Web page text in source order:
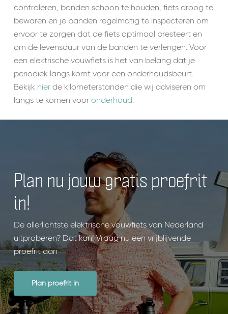
controleren, banden schoon te houden, fiets droog te
bewaren en je banden regelmatig te inspecteren om
ervoor te zorgen dat de fiets optimaal presteert en
om de levensduur van de banden te verlengen. Voor
een elektrische vouwfiets is het van belang dat je
periodiek langs komt voor een onderhoudsbeurt.
Bekijk hierde kilometerstanden die wij adviseren om
langs te komen voor onderhoud.
Plan nu jouw gratis proefrit
in!
De allerlichtste elektrische vouwfiets van Nederland
uitproberen? Dat kan! Vraag nu een vrijblijvende
proefrit aan
Plan proefrit in